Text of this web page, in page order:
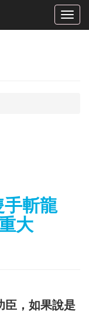
Toggle
手斬龍
大
臣，如果說是